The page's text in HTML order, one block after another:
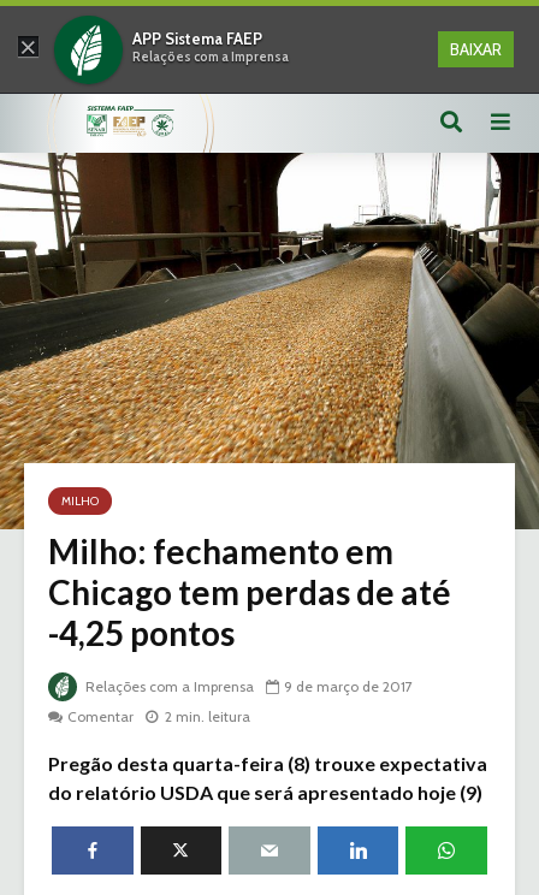
× APP Sistema FAEP
Relações com a Imprensa BAIXAR
MILHO
Milho: fechamento em
Chicago tem perdas de até
-4,25 pontos
Relações com a Imprensa
9 de março de 2017
Comentar
2 min. leitura
Pregão desta quarta-feira (8) trouxe expectativa
do relatório USDA que será apresentado hoje (9)